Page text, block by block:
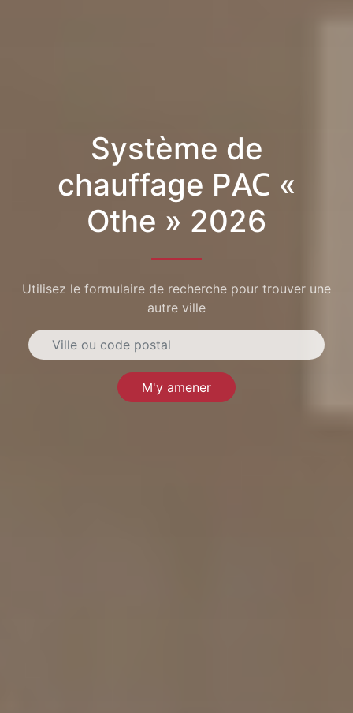
Système de
chauffage PAC «
Othe » 2026
Utilisez le formulaire de recherche pour trouver une
autre ville
M'y amener